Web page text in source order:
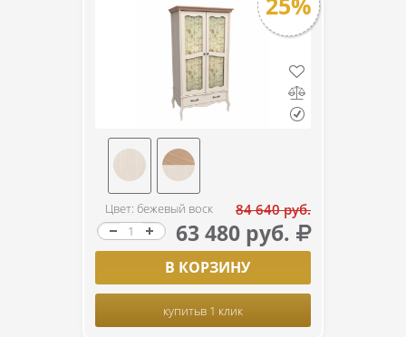
Цвет: бежевый воск 84 640 руб.
63 480 руб.
В КОРЗИНУ
купитьв 1 клик